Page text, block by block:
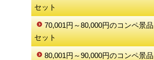
セット
70,001円～80,000円のコンペ景品
セット
80,001円～90,000円のコンペ景品